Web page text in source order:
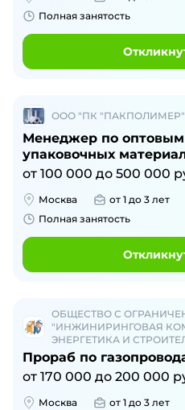
Полная занятость
ООО "ПК "ПАКПОЛИМЕР"
Менеджер по
упаковочных
от 100 000 до 500 000
Москва от 1 до 3 лет
Полная занятость
ОБЩЕСТВО С
"ИНЖИНИРИНГОВАЯ
ЭНЕРГЕТИКА И
Прораб по
от 170 000 до 200 000
Москва от 1 до 3 лет